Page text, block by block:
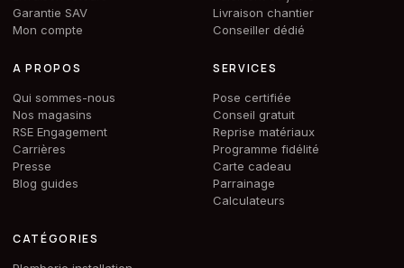
Garantie SAV
Mon compte
Livraison chantier
Conseiller dédié
A PROPOS
Qui sommes-nous
Nos magasins
RSE Engagement
Carrières
Presse
Blog guides
SERVICES
Pose certifiée
Conseil gratuit
Reprise matériaux
Programme fidélité
Carte cadeau
Parrainage
Calculateurs
CATÉGORIES